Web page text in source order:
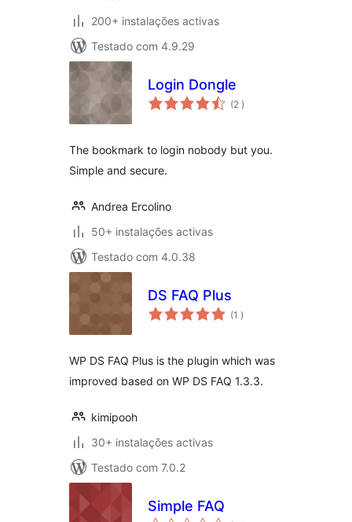
200+ instalações activas
Testado com 4.9.29
Login Dongle
(2 classificações
)
The bookmark to login nobody but you.
Simple and secure.
Andrea Ercolino
50+ instalações activas
Testado com 4.0.38
DS FAQ Plus
(1 classificações
)
WP DS FAQ Plus is the plugin which was
improved based on WP DS FAQ 1.3.3.
kimipooh
30+ instalações activas
Testado com 7.0.2
Simple FAQ